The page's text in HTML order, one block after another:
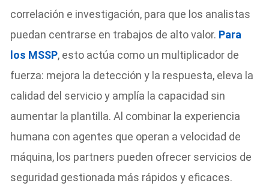
correlación e investigación, para que los analistas
puedan centrarse en trabajos de alto valor. Para
los MSSP, esto actúa como un multiplicador de
fuerza: mejora la detección y la respuesta, eleva la
calidad del servicio y amplía la capacidad sin
aumentar la plantilla. Al combinar la experiencia
humana con agentes que operan a velocidad de
máquina, los partners pueden ofrecer servicios de
seguridad gestionada más rápidos y eficaces.